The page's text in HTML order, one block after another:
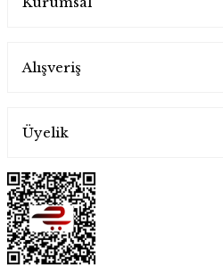
Alışveriş
Üyelik